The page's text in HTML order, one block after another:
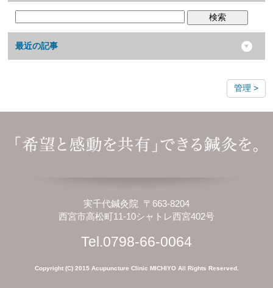
検索
最近の記事
管理
実千代鍼灸院 〒663-8204
西宮市高松町11-10シャトレ西宮402号
Tel.0798-66-0064
Copyright (C) 2015 Acupuncture Clinic MICHIYO All Rights Reserved.